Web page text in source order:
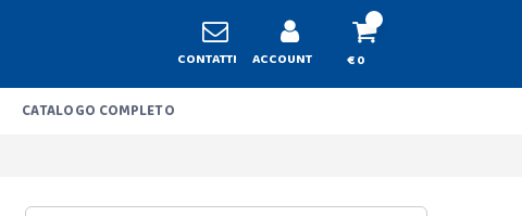
CONTATTI ACCOUNT € 0
CATALOGO COMPLETO